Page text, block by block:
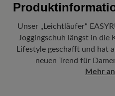
Unser „Leichtläufer“
Joggingschuh längst in die
Lifestyle geschafft und hat
neuen Trend für
Mehr